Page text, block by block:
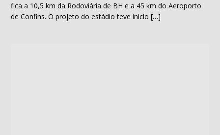
fica a 10,5 km da Rodoviária de BH e a 45 km do Aeroporto
de Confins. O projeto do estádio teve início […]